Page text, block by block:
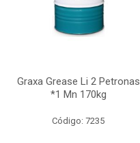
Graxa Grease Li 2 Petronas
*1 Mn 170kg
Código: 7235